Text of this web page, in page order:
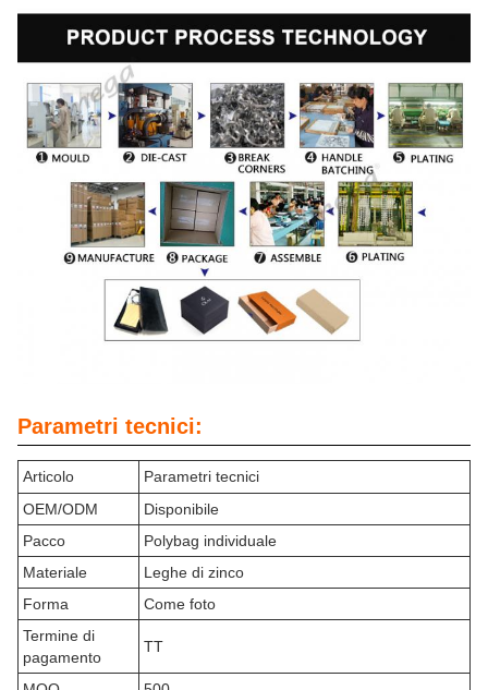
Parametri tecnici:
Articolo
Parametri tecnici
OEM/ODM
Disponibile
Pacco
Polybag individuale
Materiale
Leghe di zinco
Forma
Come foto
Termine di
pagamento
TT